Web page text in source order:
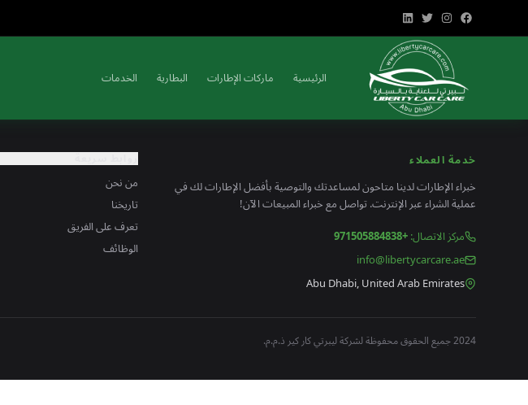
الرئيسية ماركات الإطارات البطارية الخدمات
خدمة العملاء
خبراء الإطارات لدينا متاحون لمساعدتك والتوصية بأفضل الإطارات لك في
عملية الشراء عبر الإنترنت. تواصل مع خبراء المبيعات الآن!
مركز الاتصال:
+971505884838
info@libertycarcare.ae
Abu Dhabi, United Arab Emirates
من نحن
تاريخنا
تعرف على الفريق
الوظائف
2024 جميع الحقوق محفوظة لشركة ليبرتي كار كير ذ.م.م.